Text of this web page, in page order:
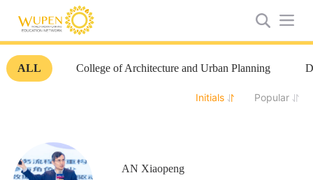
ALL College of Architecture and Urban Planning
Initials Popular
AN Xiaopeng